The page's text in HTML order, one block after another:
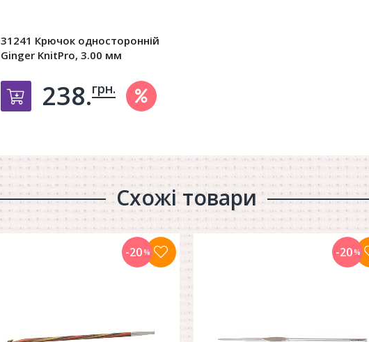
31241 Крючок односторонній
Ginger KnitPro, 3.00 мм
Добавить в корзину
238.грн.
Схожі товари
-20% -20%